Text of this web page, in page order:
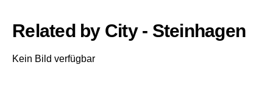
Related by City - Steinhagen
Kein Bild verfügbar